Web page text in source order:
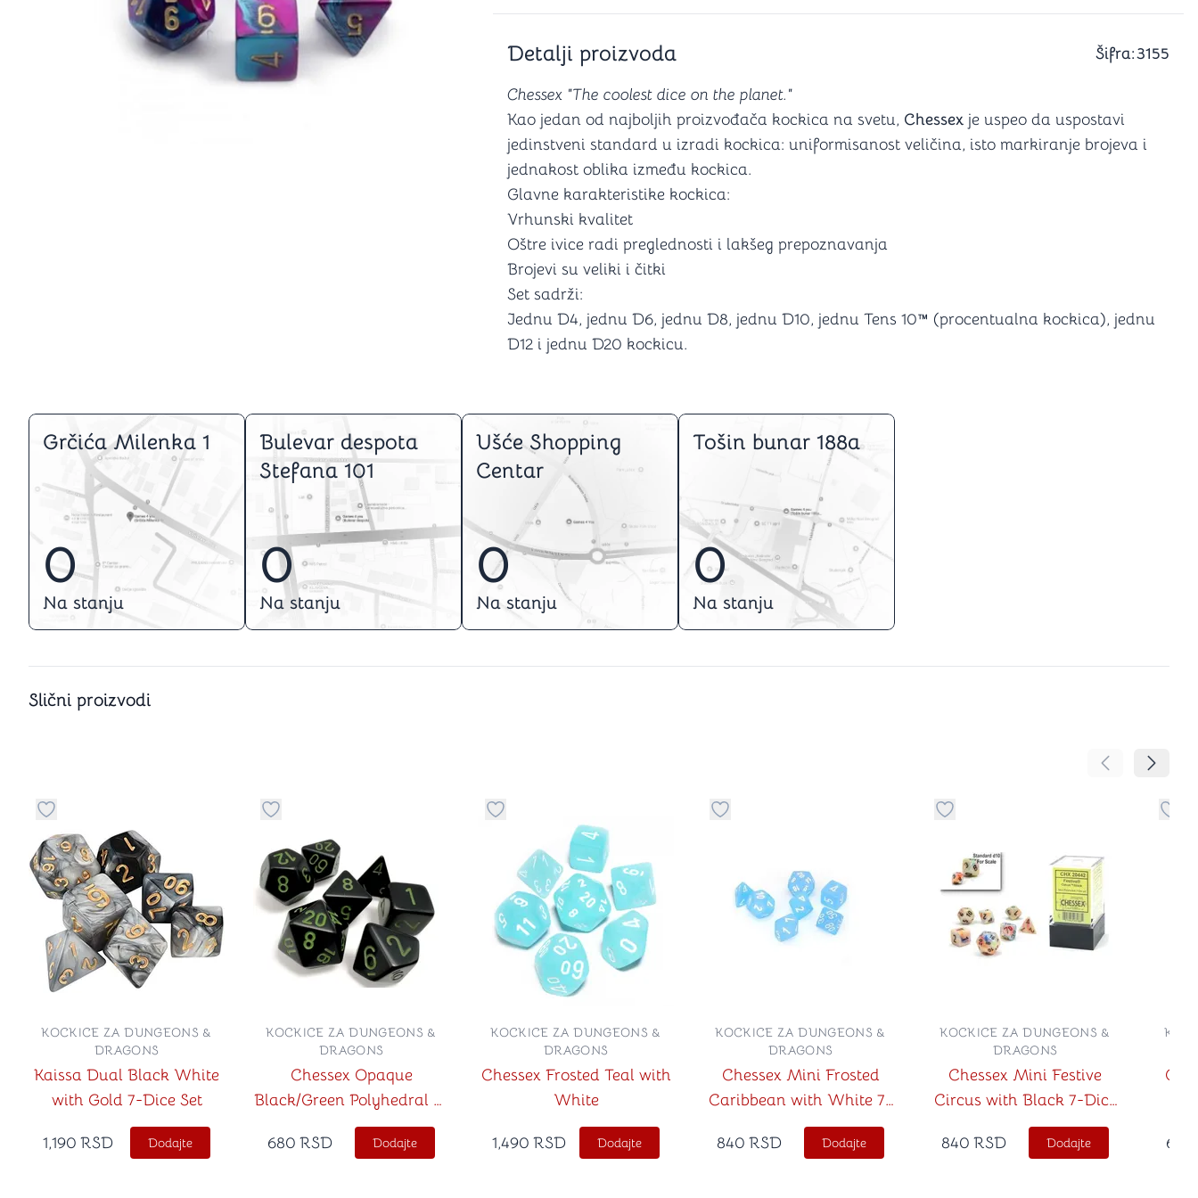
Puzzle 1000 delova
Puzzle 2000 delova
(TCG)
Šah
4 u 1 igre
Backgammon (Tavla)
Podloge za igranje
Mozgalice
Hanayama
Kocke
Ostale mozgalice
Stripovi
Detalji proizvoda Šifra:3155
Chessex "The coolest dice on the planet."
Kao jedan od najboljih proizvođača kockica na svetu, Chessex je uspeo da uspostavi
jedinstveni standard u izradi kockica: uniformisanost veličina, isto markiranje brojeva i
jednakost oblika između kockica.
Glavne karakteristike kockica:
Vrhunski kvalitet
Oštre ivice radi preglednosti i lakšeg prepoznavanja
Brojevi su veliki i čitki
Set sadrži:
Jednu D4, jednu D6, jednu D8, jednu D10, jednu Tens 10™ (procentualna kockica), jednu
D12 i jednu D20 kockicu.
Grčića Milenka 1
0
Na stanju
Bulevar despota
Stefana 101
0
Na stanju
Ušće Shopping
Centar
0
Na stanju
Tošin bunar 188a
0
Na stanju
Slični proizvodi
Pomeranje
Dugme za dodavanje stvari u kategoriju omiljeno
Kaissa Dual Black White
with Gold 7-Dice Set
KOCKICE ZA DUNGEONS &
DRAGONS
1,190 RSD Dodajte
Dugme za dodavanje stvari u kategoriju omiljeno
Chessex Opaque
Black/Green Polyhedral 7-
Die Set
KOCKICE ZA DUNGEONS &
DRAGONS
680 RSD Dodajte
Dugme za dodavanje stvari u kategoriju omiljeno
Chessex Frosted Teal with
White
KOCKICE ZA DUNGEONS &
DRAGONS
1,490 RSD Dodajte
Dugme za dodavanje stvari u kategoriju omiljeno
Chessex Mini Frosted
Caribbean with White 7-
Dice Set
KOCKICE ZA DUNGEONS &
DRAGONS
840 RSD Dodajte
Dugme za dodavanje stvari u
Chessex Mini Festive
Circus with Black 7-Dice
Set
KOCKICE ZA DUNGEONS &
DRAGONS
840 RSD Dodajte 680